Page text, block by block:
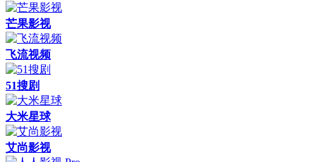
芒果影视
飞流视频
51搜剧
大米星球
艾尚影视